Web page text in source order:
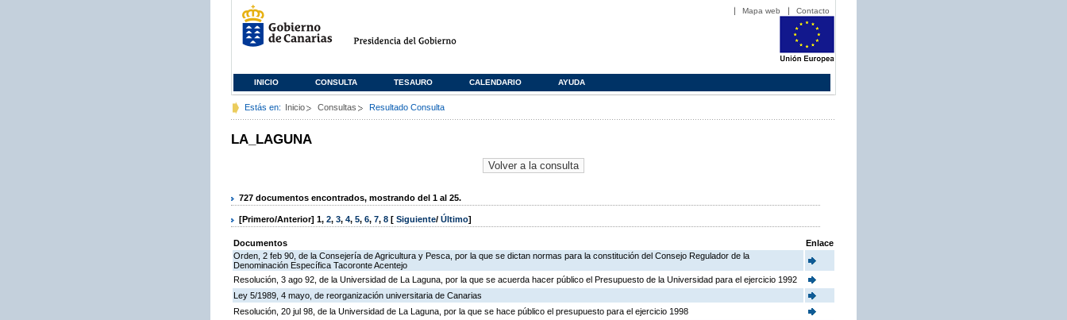
Mapa web Contacto
INICIO CONSULTA TESAURO CALENDARIO AYUDA
Estás en: Inicio Consultas Resultado Consulta
LA_LAGUNA
727 documentos encontrados, mostrando del 1 al 25.
[Primero/Anterior] 1, 2, 3, 4, 5, 6, 7, 8 [ Siguiente/ Último]
Documentos
Enlace
Orden, 2 feb 90, de la Consejería de Agricultura y Pesca, por la que se dictan normas para la constitución del Consejo Regulador de la
Denominación Específica Tacoronte Acentejo
Resolución, 3 ago 92, de la Universidad de La Laguna, por la que se acuerda hacer público el Presupuesto de la Universidad para el ejercicio 1992
Ley 5/1989, 4 mayo, de reorganización universitaria de Canarias
Resolución, 20 jul 98, de la Universidad de La Laguna, por la que se hace público el presupuesto para el ejercicio 1998